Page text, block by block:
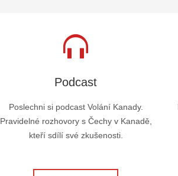
Podcast
Poslechni si podcast Volání Kanady.
Pravidelné rozhovory s Čechy v Kanadě,
kteří sdílí své zkušenosti.